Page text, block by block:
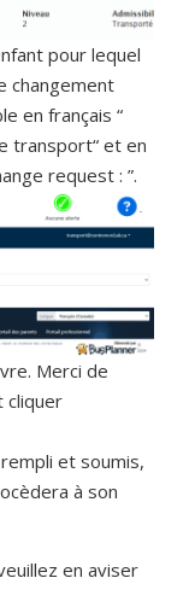
pour lequel
changement
en français “
transport“ et en
request : ”.
Merci de
cliquer
et soumis,
à son
en aviser